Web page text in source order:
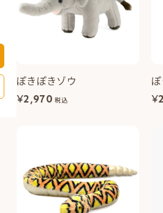
ぽきぽきゾウ
¥2,970 税込 ¥